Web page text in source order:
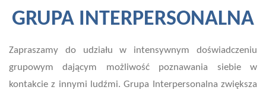
GRUPA INTERPERSONALNA
Zapraszamy do udziału w intensywnym doświadczeniu
grupowym dającym możliwość poznawania siebie w
kontakcie z innymi ludźmi. Grupa Interpersonalna zwiększa